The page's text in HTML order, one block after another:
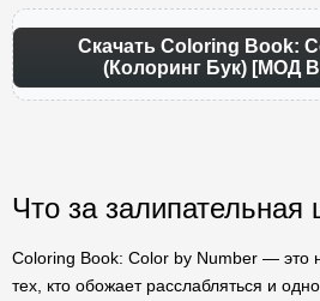
Скачать Coloring Book:
(Колоринг Бук) [МОД
Что за залипательная
Coloring Book: Color by Number — это
тех, кто обожает расслабляться и